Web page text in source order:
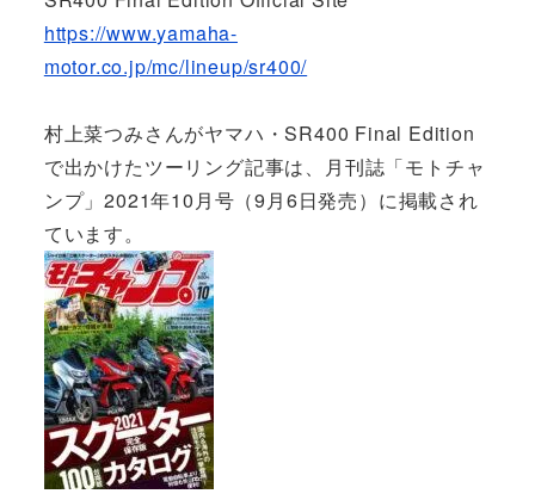
https://www.yamaha-
motor.co.jp/mc/lineup/sr400/
村上菜つみさんがヤマハ・SR400 Final Edition
で出かけたツーリング記事は、月刊誌「モトチャ
ンプ」2021年10月号（9月6日発売）に掲載され
ています。